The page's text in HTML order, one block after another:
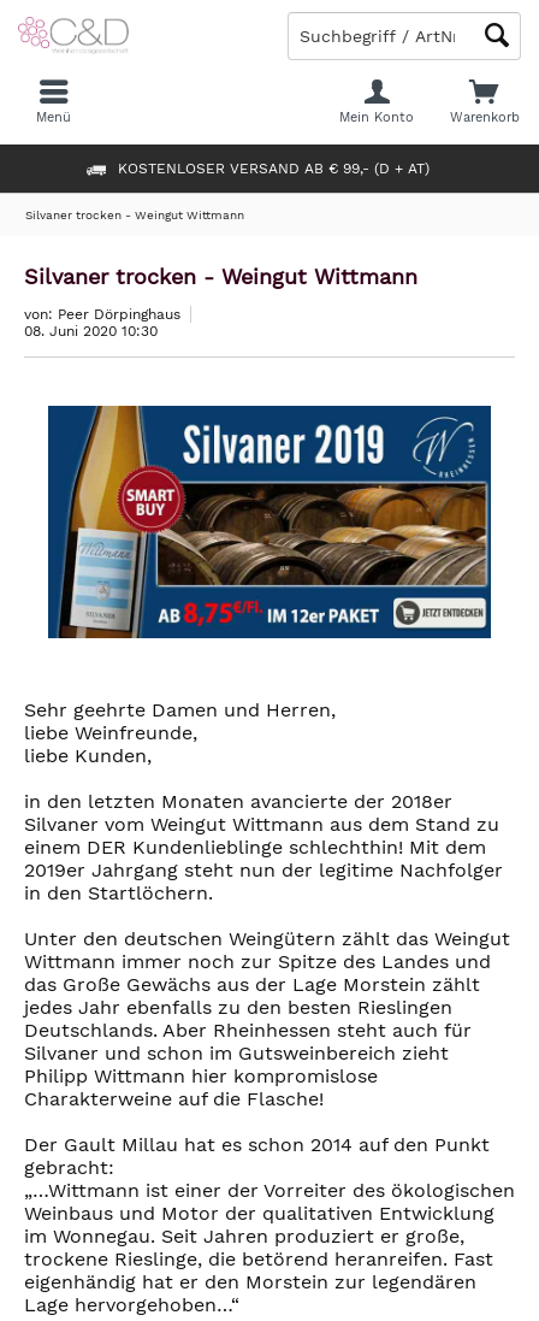
KOSTENLOSER VERSAND AB € 99,- (D + AT)
Warenkorb
Mein Konto
Menü
Silvaner trocken - Weingut Wittmann
Silvaner trocken - Weingut Wittmann
von: Peer Dörpinghaus
08. Juni 2020 10:30
Sehr geehrte Damen und Herren,
liebe Weinfreunde,
liebe Kunden,
in den letzten Monaten avancierte der 2018er
Silvaner vom Weingut Wittmann aus dem Stand zu
einem DER Kundenlieblinge schlechthin! Mit dem
2019er Jahrgang steht nun der legitime Nachfolger
in den Startlöchern.
Unter den deutschen Weingütern zählt das Weingut
Wittmann immer noch zur Spitze des Landes und
das Große Gewächs aus der Lage Morstein zählt
jedes Jahr ebenfalls zu den besten Rieslingen
Deutschlands. Aber Rheinhessen steht auch für
Silvaner und schon im Gutsweinbereich zieht
Philipp Wittmann hier kompromislose
Charakterweine auf die Flasche!
Der Gault Millau hat es schon 2014 auf den Punkt
gebracht:
„…Wittmann ist einer der Vorreiter des ökologischen
Weinbaus und Motor der qualitativen Entwicklung
im Wonnegau. Seit Jahren produziert er große,
trockene Rieslinge, die betörend heranreifen. Fast
eigenhändig hat er den Morstein zur legendären
Lage hervorgehoben…“